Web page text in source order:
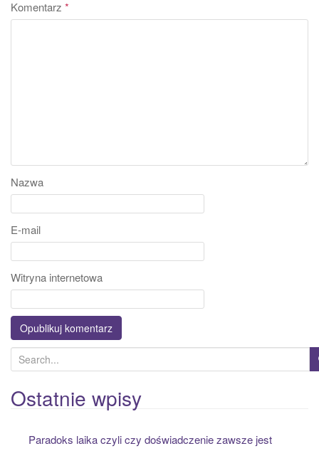
Komentarz *
Nazwa
E-mail
Witryna internetowa
e
a
r
Ostatnie wpisy
Paradoks laika czyli czy doświadczenie zawsze jest